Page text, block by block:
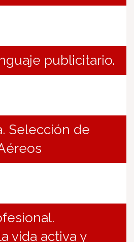
publicitario.
Selección de
vida activa y